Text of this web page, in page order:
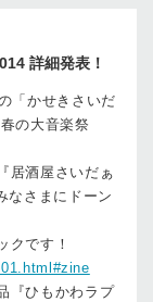
詳細発表！
「かせきさいだ
の大音楽祭
居酒屋さいだぁ
なさまにドーン
クです！
『ひもかわラプ